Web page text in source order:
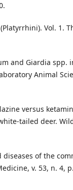
Vol. 1.
and Giardia spp.
Animal
versus
tailed deer.
diseases of the
v. 53, n. 4,